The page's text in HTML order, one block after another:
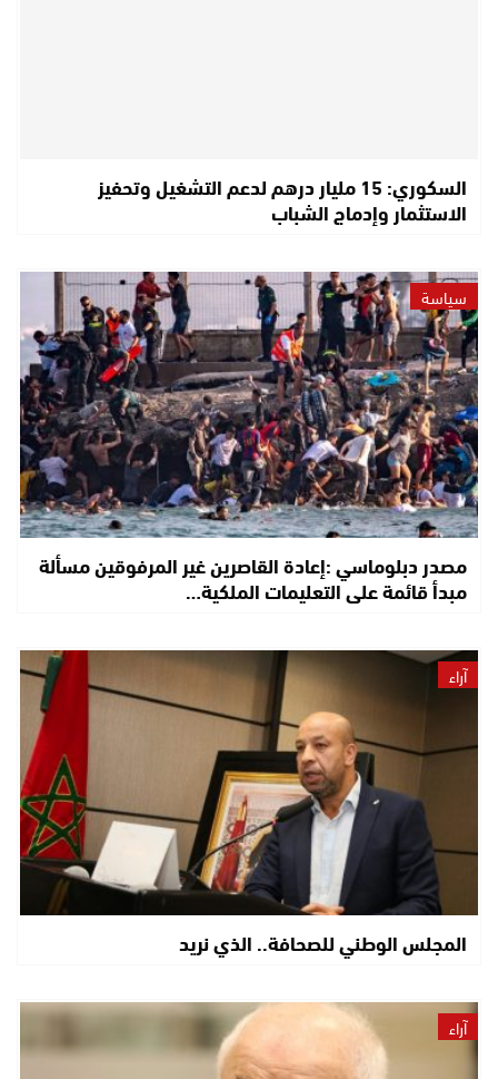
السكوري: 15 مليار درهم لدعم التشغيل وتحفيز
الاستثمار وإدماج الشباب
سياسة
مصدر دبلوماسي :إعادة القاصرين غير المرفوقين مسألة
مبدأ قائمة على التعليمات الملكية…
آراء
المجلس الوطني للصحافة.. الذي نريد
آراء